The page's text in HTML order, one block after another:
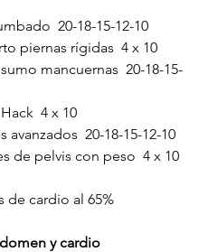
20-18-15-12-10
piernas rígidas  4 x 10
mancuernas  20-18-15-
4 x 10
avanzados  20-18-15-12-10
de pelvis con peso  4 x 10
de cardio al 65%
y cardio